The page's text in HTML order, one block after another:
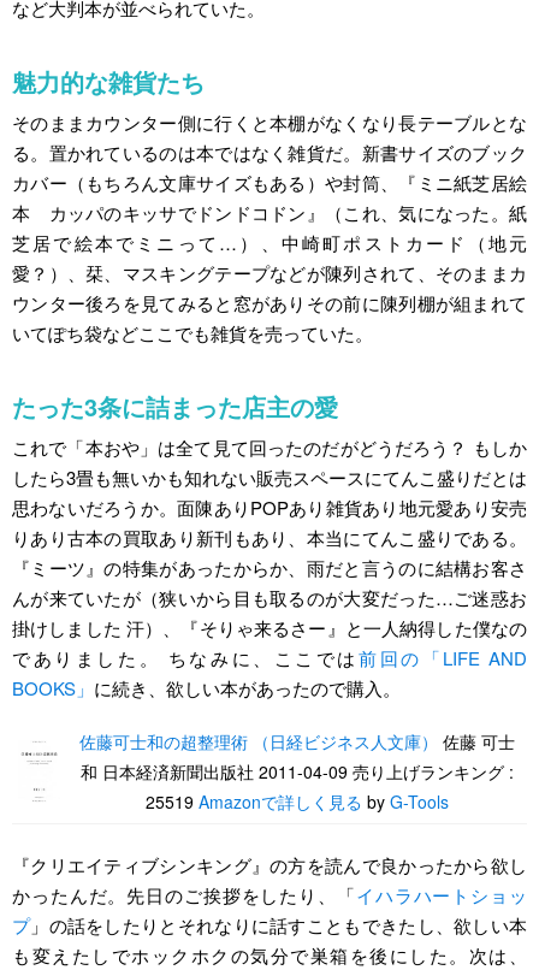
など大判本が並べられていた。
魅力的な雑貨たち
そのままカウンター側に行くと本棚がなくなり長テーブルとな
る。置かれているのは本ではなく雑貨だ。新書サイズのブック
カバー（もちろん文庫サイズもある）や封筒、『ミニ紙芝居絵
本 カッパのキッサでドンドコドン』（これ、気になった。紙
芝居で絵本でミニって…）、中崎町ポストカード（地元
愛？）、栞、マスキングテープなどが陳列されて、そのままカ
ウンター後ろを見てみると窓がありその前に陳列棚が組まれて
いてぽち袋などここでも雑貨を売っていた。
たった3条に詰まった店主の愛
これで「本おや」は全て見て回ったのだがどうだろう？ もしか
したら3畳も無いかも知れない販売スペースにてんこ盛りだとは
思わないだろうか。面陳ありPOPあり雑貨あり地元愛あり安売
りあり古本の買取あり新刊もあり、本当にてんこ盛りである。
『ミーツ』の特集があったからか、雨だと言うのに結構お客さ
んが来ていたが（狭いから目も取るのが大変だった…ご迷惑お
掛けしました 汗）、『そりゃ来るさー』と一人納得した僕なの
でありました。 ちなみに、ここでは前回の「LIFE AND
BOOKS」 に続き、欲しい本があったので購入。
佐藤可士和の超整理術 （日経ビジネス人文庫）
佐藤 可士
和 日本経済新聞出版社 2011-04-09 売り上げランキング :
25519 Amazonで詳しく見る by G-Tools
『クリエイティブシンキング』の方を読んで良かったから欲し
かったんだ。先日のご挨拶をしたり、「イハラハートショッ
プ」の話をしたりとそれなりに話すこともできたし、欲しい本
も変えたしでホックホクの気分で巣箱を後にした。次は、